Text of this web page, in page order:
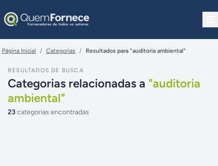
Página Inicial / Categorias / Resultados para "auditoria ambiental"
RESULTADOS DE BUSCA
Categorias relacionadas a "auditoria
ambiental"
23 categorias encontradas